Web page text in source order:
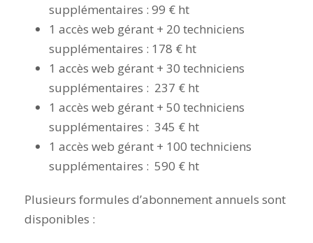
supplémentaires : 99 € ht
1 accès web gérant + 20 techniciens
supplémentaires : 178 € ht
1 accès web gérant + 30 techniciens
supplémentaires : 237 € ht
1 accès web gérant + 50 techniciens
supplémentaires : 345 € ht
1 accès web gérant + 100 techniciens
supplémentaires : 590 € ht
Plusieurs formules d’abonnement annuels sont
disponibles :